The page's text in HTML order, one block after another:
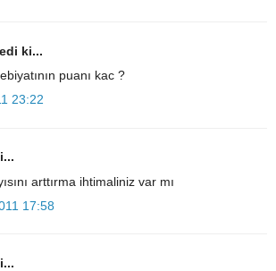
ki...
puanı kac ?
23:22
arttırma ihtimaliniz var mı
17:58